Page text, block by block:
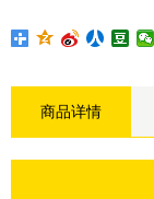
商品详情